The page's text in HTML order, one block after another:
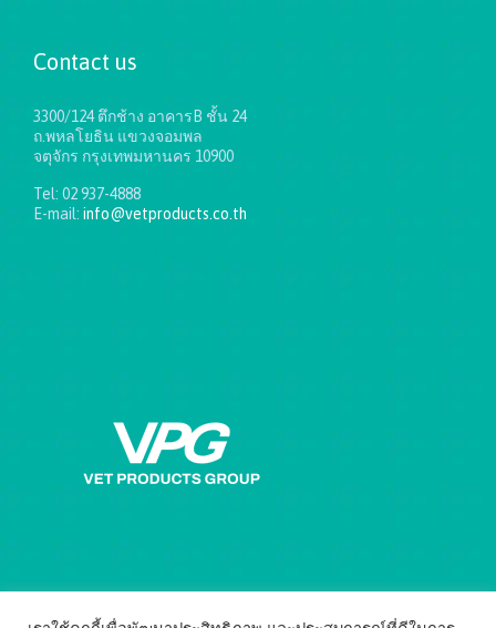
Contact us
3300/124 ตึกช้าง อาคารB ชั้น 24
ถ.พหลโยธิน แขวงจอมพล
จตุจักร กรุงเทพมหานคร 10900
Tel: 02 937-4888
E-mail: info@vetproducts.co.th